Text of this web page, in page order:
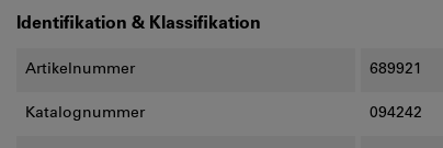
Identifikation & Klassifikation
Artikelnummer 689921
Katalognummer 094242